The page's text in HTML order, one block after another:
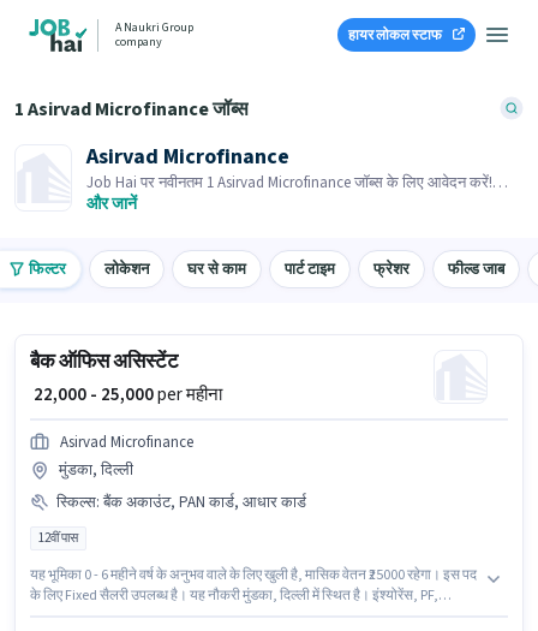
A Naukri Group
company
हायर लोकल स्टाफ
1 Asirvad Microfinance जॉब्स
Asirvad Microfinance
Job Hai पर नवीनतम 1 Asirvad Microfinance जॉब्स के लिए आवेदन करें!
भर्तीकर्ता के पास आपके क्षेत्र में तत्काल रिक्तियां हैं।
और जानें
फिल्टर लोकेशन घर से काम पार्ट टाइम फ्रेशर फील्ड जाब
बैक ऑफिस असिस्टेंट
₹ 22,000 - 25,000per महीना
Asirvad Microfinance
मुंडका, दिल्ली
स्किल्स: बैंक अकाउंट, PAN कार्ड, आधार कार्ड
12वीं पास
यह भूमिका 0 - 6 महीने वर्ष के अनुभव वाले के लिए खुली है, मासिक वेतन ₹25000 रहेगा। इस पद
के लिए Fixed सैलरी उपलब्ध है। यह नौकरी मुंडका, दिल्ली में स्थित है। इंश्योरेंस, PF,